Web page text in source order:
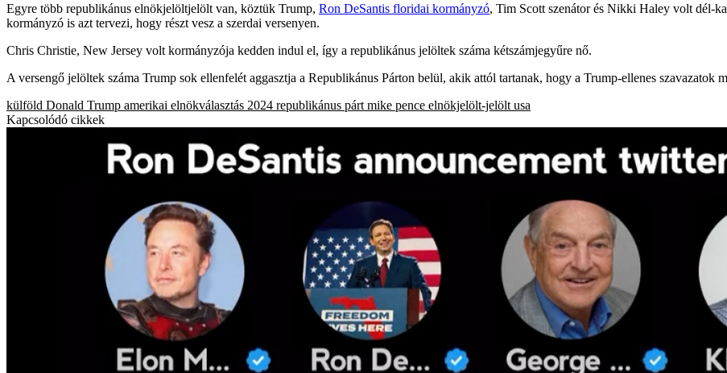
Egyre több republikánus elnökjelöltjelölt van, köztük Trump, Ron DeSantis floridai kormányzó, Tim Scott szenátor és Nikki Haley volt dél-
kormányzó is azt tervezi, hogy részt vesz a szerdai versenyen.
Chris Christie, New Jersey volt kormányzója kedden indul el, így a republikánus jelöltek száma kétszámjegyűre nő.
A versengő jelöltek száma Trump sok ellenfelét aggasztja a Republikánus Párton belül, akik attól tartanak, hogy a Trump-ellenes szavazatok
külföld Donald Trump amerikai elnökválasztás 2024 republikánus párt mike pence elnökjelölt-jelölt usa
Kapcsolódó cikkek